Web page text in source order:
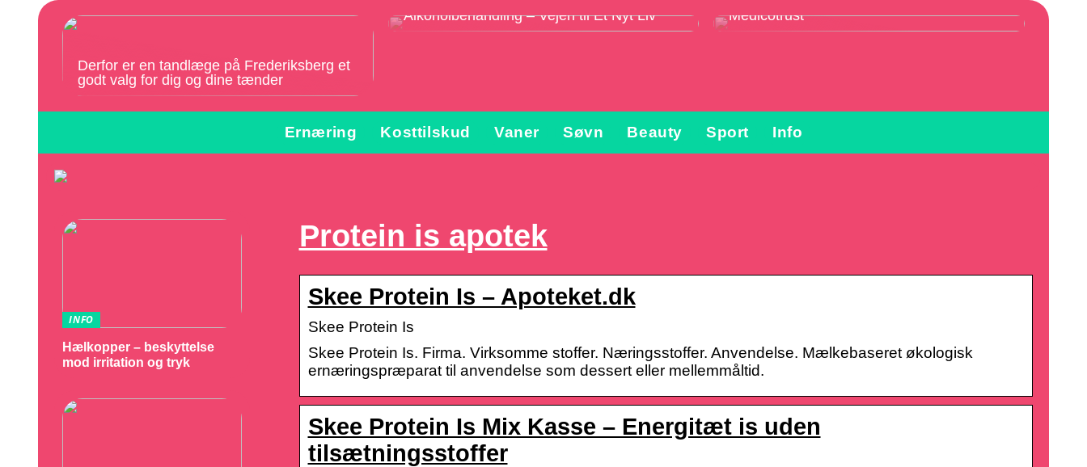
Derfor er en tandlæge på Frederiksberg et
godt valg for dig og dine tænder
Alkoholbehandling – Vejen til Et Nyt Liv
Medicotrust
Ernæring Kosttilskud Vaner Søvn Beauty Sport Info
Protein is apotek
Skee Protein Is – Apoteket.dk
Skee Protein Is
Skee Protein Is. Firma. Virksomme stoffer. Næringsstoffer. Anvendelse. Mælkebaseret økologisk
ernæringspræparat til anvendelse som dessert eller mellemmåltid.
Skee Protein Is Mix Kasse – Energitæt is uden
tilsætningsstoffer
INFO
Hælkopper – beskyttelse
mod irritation og tryk